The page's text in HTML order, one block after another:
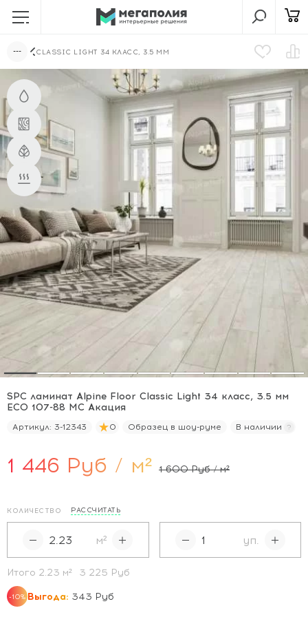
CLASSIC LIGHT 34 КЛАСС, 3.5 ММ
SPC ламинат Alpine Floor Classic Light 34 класс, 3.5 мм
ECO 107-88 МС Акация
Артикул: 3-12343 0 Образец в шоу-руме В наличии
1 446 Руб / м² 1 600 Руб / м²
КОЛИЧЕСТВО РАССЧИТАТЬ
м² уп.
Итого 2.23 м² 3 225 Руб
-10% Выгода: 343 Руб